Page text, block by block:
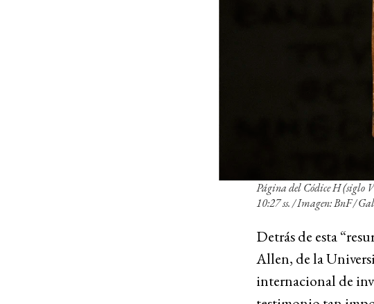
Página del Códice H (siglo
10:27 ss. / Imagen: BnF /
Detrás de esta
Allen, de la
internacional de